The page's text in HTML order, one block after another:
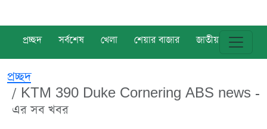
প্রচ্ছদ সর্বশেষ খেলা শেয়ার বাজার জাতীয় বিশ্ব
প্রচ্ছদ
KTM 390 Duke Cornering ABS news -
এর সব খবর